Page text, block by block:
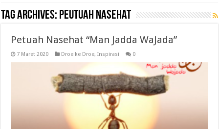
Tag Archives: peutuah nasehat
Petuah Nasehat “Man Jadda WaJada”
7 Maret 2020 Droe ke Droe,Inspirasi 0